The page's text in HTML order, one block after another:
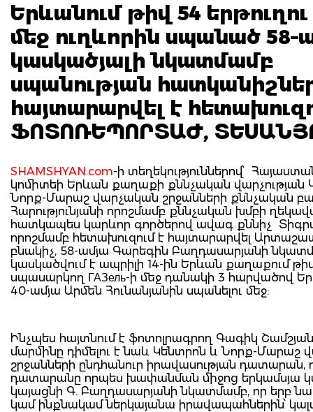
Երևանում թիվ 54 երթուղու
մեջ ուղևորին սպանած
կասկածյալի նկատմամբ
սպանության
հայտարարվել է
ՖՈՏՈՌԵՊՈՐՏԱԺ,
SHAMSHYAN.com-ի տեղեկություններով՝
կոմիտեի Երևան քաղաքի քննչական վարչության
Նորք-Մարաշ վարչական շրջանների քննչական
Հարությունյանի որոշմամբ քննչական խմբի
հատկապես կարևոր գործերով ավագ քննիչ
որոշմամբ հետախուզում է հայտարարվել
բնակիչ, 58-ամյա Գարեգին Բաղդասարյանի
կասկածվում է ապրիլի 14-ին Երևան քաղաքում
սպասարկող ГАЗель-ի մեջ դանակի 3 հարվածով
40-ամյա Արմեն Հունանյանին սպանելու մեջ:
Ինչպես հայտնում է ֆոտոլրագրող Գագիկ
մարմինը դիմելու է նաև Կենտրոն և Նորք-Մարաշ
շրջանների ընդհանուր իրավասության դատարան,
դատարանը որպես խափանման միջոց երկամսյա
կայացնի Գ. Բաղդասարյանի նկատմամբ, որ երբ
կամ ինքնակամ ներկայանա իրավապահներին՝